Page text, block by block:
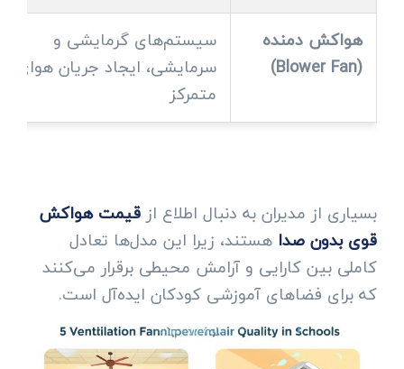
هواکش دمنده
(Blower Fan)
سیستم‌های گرمایشی و
سرمایشی، ایجاد جریان هوای
متمرکز
بسیاری از مدیران به دنبال اطلاع از قیمت هواکش
قوی بدون صدا هستند، زیرا این مدل‌ها تعادل
کاملی بین کارایی و آرامش محیطی برقرار می‌کنند
که برای فضاهای آموزشی کودکان ایده‌آل است.